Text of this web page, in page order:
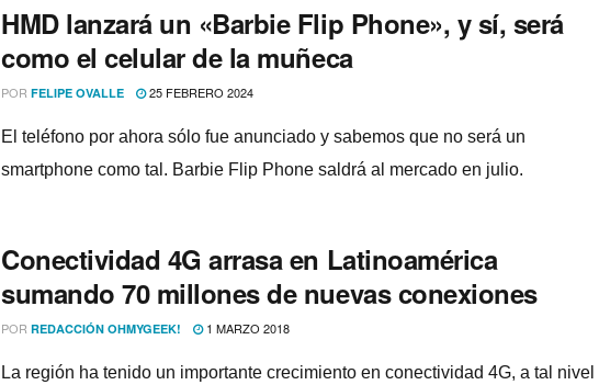
HMD lanzará un «Barbie Flip Phone», y sí, será
como el celular de la muñeca
POR FELIPE OVALLE 25 FEBRERO 2024
El teléfono por ahora sólo fue anunciado y sabemos que no será un
smartphone como tal. Barbie Flip Phone saldrá al mercado en julio.
Conectividad 4G arrasa en Latinoamérica
sumando 70 millones de nuevas conexiones
POR REDACCIÓN OHMYGEEK! 1 MARZO 2018
La región ha tenido un importante crecimiento en conectividad 4G, a tal nivel